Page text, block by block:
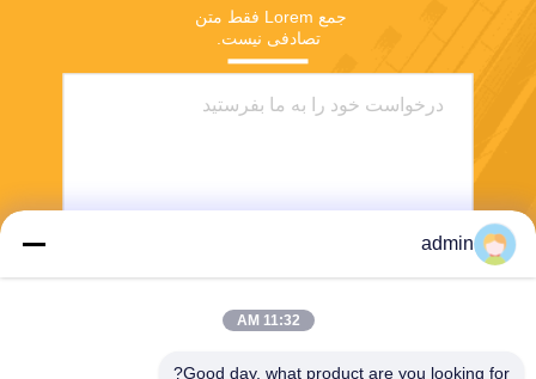
تصادفی نیست.
admin
11:32 AM
Good day, what product are you looking for?